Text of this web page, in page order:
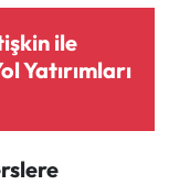
ile
Yatırımları